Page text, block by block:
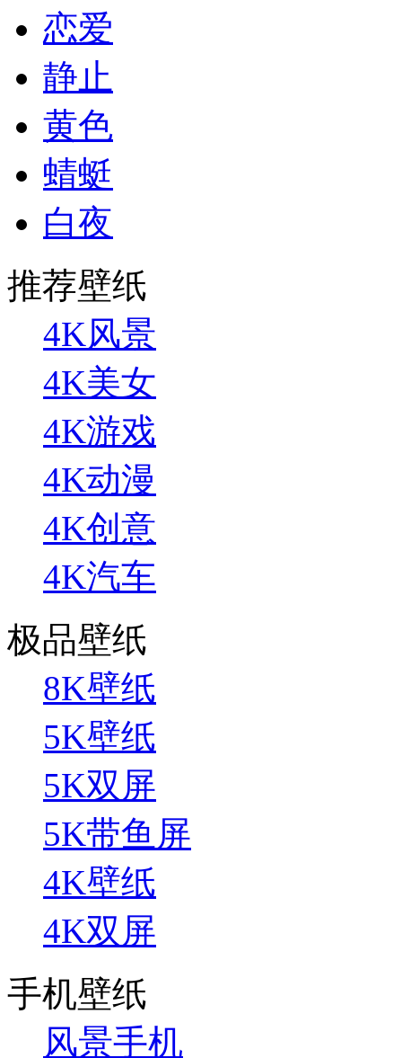
恋爱
静止
黄色
蜻蜓
白夜
推荐壁纸
4K风景
4K美女
4K游戏
4K动漫
4K创意
4K汽车
极品壁纸
8K壁纸
5K壁纸
5K双屏
5K带鱼屏
4K壁纸
4K双屏
手机壁纸
风景手机